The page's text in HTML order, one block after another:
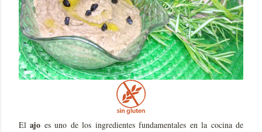
Elajo es uno de los ingredientes fundamentales en la cocina de